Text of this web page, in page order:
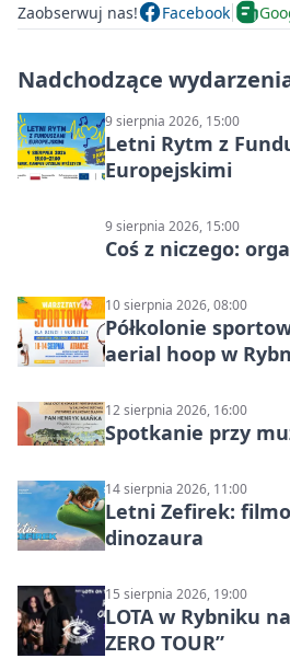
Zaobserwuj nas! Facebook
Nadchodzące
9 sierpnia 2026, 15:00
Letni Rytm z
Europejskimi
9 sierpnia 2026, 15:00
Coś z niczego:
10 sierpnia 2026, 08:00
Półkolonie
aerial hoop w
12 sierpnia 2026, 16:00
Spotkanie przy
14 sierpnia 2026, 11:00
Letni Zefirek:
dinozaura
15 sierpnia 2026, 19:00
LOTA w Rybniku
ZERO TOUR”